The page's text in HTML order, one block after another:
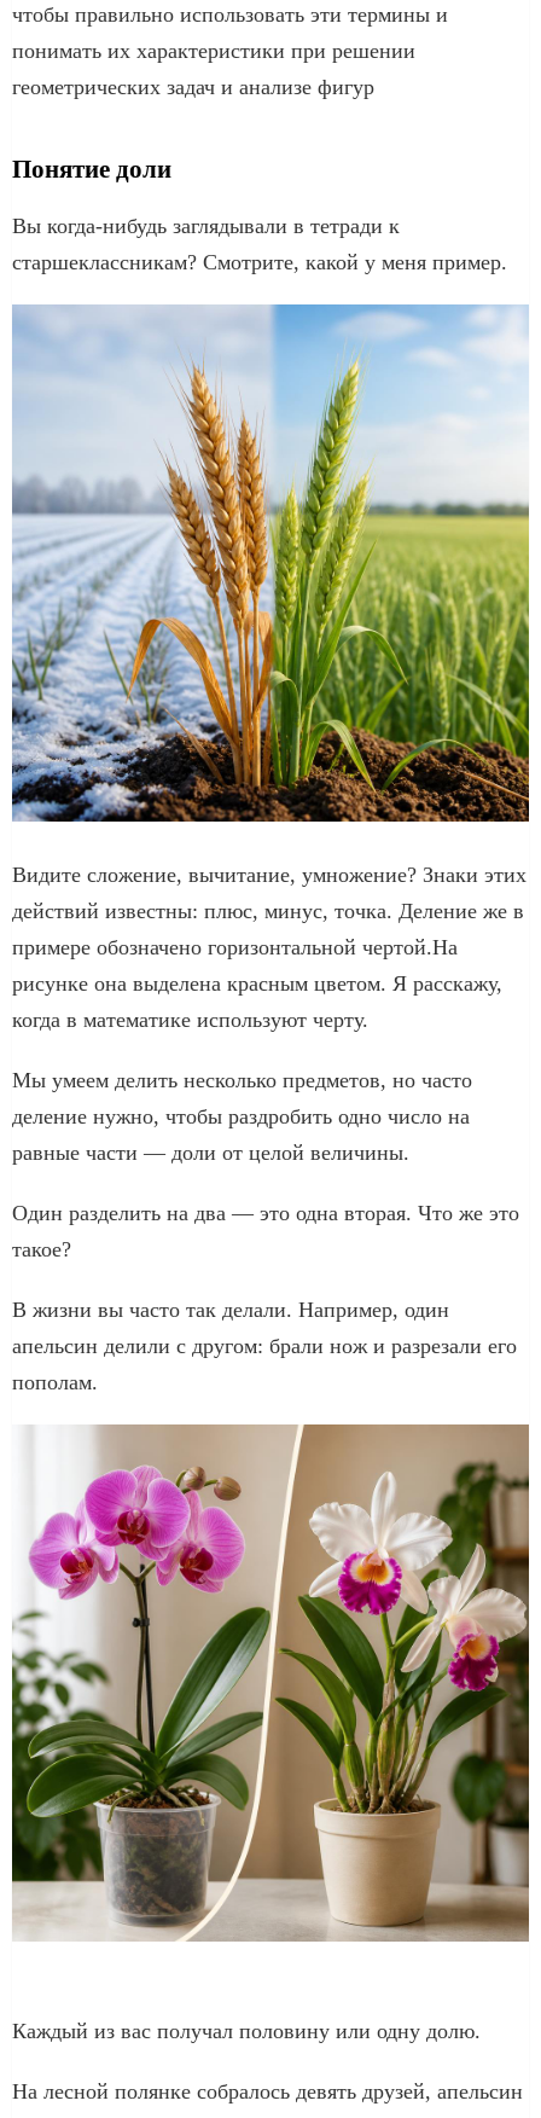
чтобы правильно использовать эти термины и
понимать их характеристики при решении
геометрических задач и анализе фигур
Понятие доли
Вы когда-нибудь заглядывали в тетради к
старшеклассникам? Смотрите, какой у меня пример.
Видите сложение, вычитание, умножение? Знаки этих
действий известны: плюс, минус, точка. Деление же в
примере обозначено горизонтальной чертой.На
рисунке она выделена красным цветом. Я расскажу,
когда в математике используют черту.
Мы умеем делить несколько предметов, но часто
деление нужно, чтобы раздробить одно число на
равные части — доли от целой величины.
Один разделить на два — это одна вторая. Что же это
такое?
В жизни вы часто так делали. Например, один
апельсин делили с другом: брали нож и разрезали его
пополам.
Каждый из вас получал половину или одну долю.
На лесной полянке собралось девять друзей, апельсин